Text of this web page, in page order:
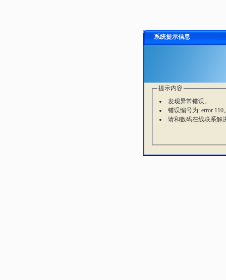
系统提示信息
提示内容
发现异常错误。
错误编号为: error 110
请和数码在线联系解